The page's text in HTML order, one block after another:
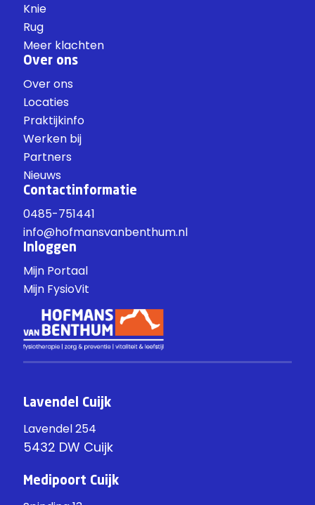
Knie
Rug
Meer klachten
Over ons
Over ons
Locaties
Praktijkinfo
Werken bij
Partners
Nieuws
Contactinformatie
0485-751441
info@hofmansvanbenthum.nl
Inloggen
Mijn Portaal
Mijn FysioVit
Lavendel Cuijk
Lavendel 254
5432 DW Cuijk
Medipoort Cuijk